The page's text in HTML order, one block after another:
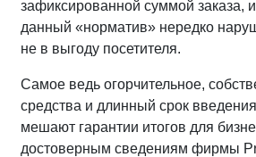
зафиксированной суммой заказа,
данный «норматив» нередко
не в выгоду посетителя.
Самое ведь огорчительное,
средства и длинный срок
мешают гарантии итогов для
достоверным сведениям фирмы